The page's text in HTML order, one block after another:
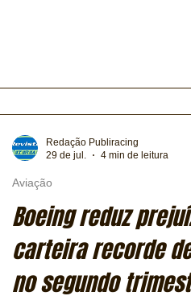
Boeing reduz
carteira recorde
no segundo
Aviação
Redação Publiracing
29 de jul.
4 min de leitura